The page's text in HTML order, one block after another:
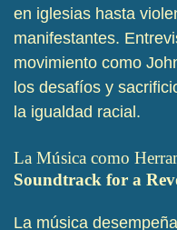
en iglesias hasta
manifestantes.
movimiento como
los desafíos y
la igualdad racial.
La Música como
Soundtrack for a
La música